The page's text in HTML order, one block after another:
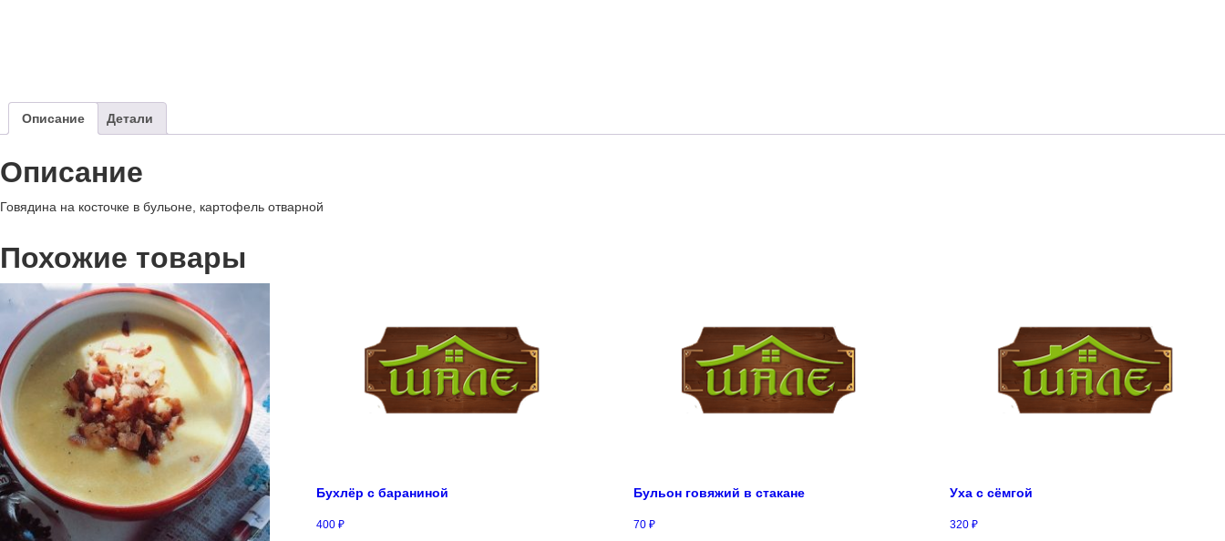
Описание Детали
Описание
Говядина на косточке в бульоне, картофель отварной
Похожие товары
Бухлёр с бараниной
400₽
Бульон говяжий в стакане
70 ₽
Уха с сёмгой
320₽